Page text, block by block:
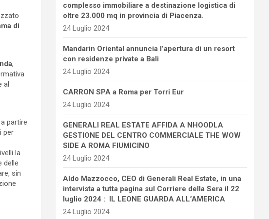
di
,
al
partire
per
la
delle
sin
complesso immobiliare a destinazione logistica di
oltre 23.000 mq in provincia di Piacenza.
24 Luglio 2024
Mandarin Oriental annuncia l’apertura di un resort
con residenze private a Bali
24 Luglio 2024
CARRON SPA a Roma per Torri Eur
24 Luglio 2024
GENERALI REAL ESTATE AFFIDA A NHOODLA
GESTIONE DEL CENTRO COMMERCIALE THE WOW
SIDE A ROMA FIUMICINO
24 Luglio 2024
Aldo Mazzocco, CEO di Generali Real Estate, in una
intervista a tutta pagina sul Corriere della Sera il 22
luglio 2024 : IL LEONE GUARDA ALL’AMERICA
24 Luglio 2024